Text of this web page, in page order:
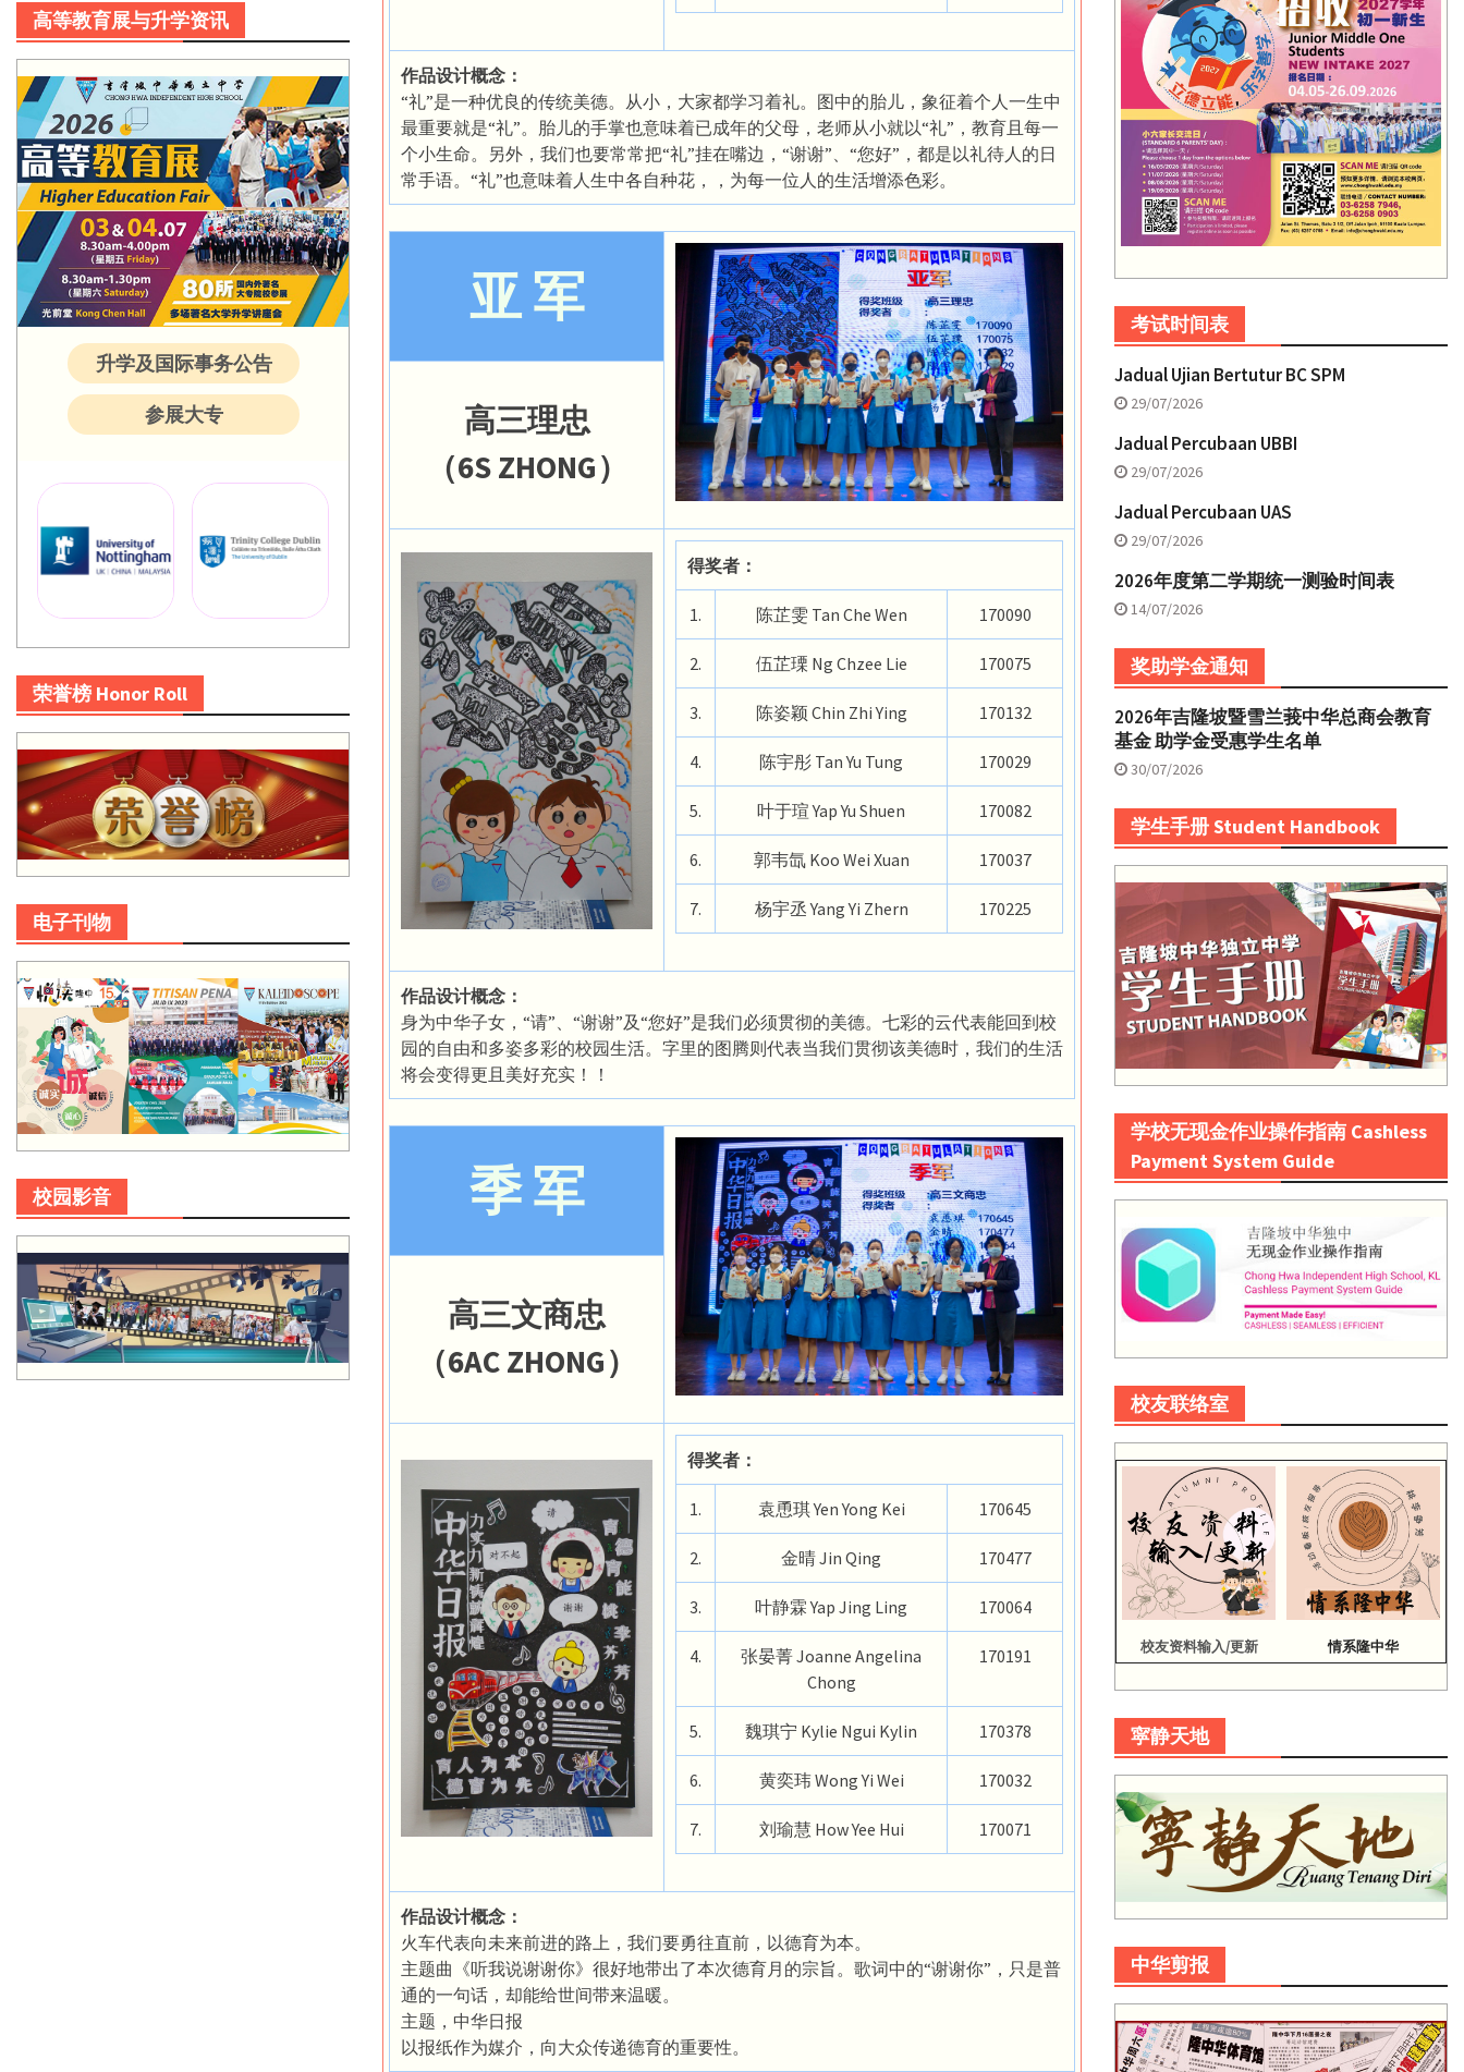
作品设计概念：
“礼”是一种优良的传统美德。从小，大家都学习着礼。图中的胎儿，象征着个人一生中
最重要就是“礼”。胎儿的手掌也意味着已成年的父母，老师从小就以“礼”，教育且每一
个小生命。另外，我们也要常常把“礼”挂在嘴边，“谢谢”、“您好”，都是以礼待人的日
常手语。“礼”也意味着人生中各自种花，，为每一位人的生活增添色彩。
亚 军
高三理忠
（6S ZHONG）
得奖者：
1. 陈芷雯 Tan Che Wen 170090
2. 伍芷瑮 Ng Chzee Lie 170075
3. 陈姿颖 Chin Zhi Ying 170132
4. 陈宇彤 Tan Yu Tung 170029
5. 叶于瑄 Yap Yu Shuen 170082
6. 郭韦氙 Koo Wei Xuan 170037
7. 杨宇丞 Yang Yi Zhern 170225
作品设计概念：
身为中华子女，“请”、“谢谢”及“您好”是我们必须贯彻的美德。七彩的云代表能回到校
园的自由和多姿多彩的校园生活。字里的图腾则代表当我们贯彻该美德时，我们的生活
将会变得更且美好充实！！
季 军
高三文商忠
（6AC ZHONG）
得奖者：
1. 袁恿琪 Yen Yong Kei 170645
2. 金晴 Jin Qing 170477
3. 叶静霖 Yap Jing Ling 170064
4.
张晏菁 Joanne Angelina
Chong
170191
5. 魏琪宁 Kylie Ngui Kylin 170378
6. 黄奕玮 Wong Yi Wei 170032
7. 刘瑜慧 How Yee Hui 170071
作品设计概念：
火车代表向未来前进的路上，我们要勇往直前，以德育为本。
主题曲《听我说谢谢你》很好地带出了本次德育月的宗旨。歌词中的“谢谢你”，只是普
通的一句话，却能给世间带来温暖。
主题，中华日报
以报纸作为媒介，向大众传递德育的重要性。
考试时间表
Jadual Ujian Bertutur BC SPM
29/07/2026
Jadual Percubaan UBBI
29/07/2026
Jadual Percubaan UAS
29/07/2026
2026年度第二学期统一测验时间表
14/07/2026
奖助学金通知
2026年吉隆坡暨雪兰莪中华总商会教育
基金 助学金受惠学生名单
30/07/2026
学生手册 Student Handbook
学校无现金作业操作指南 Cashless
Payment System Guide
校友联络室
校友资料输入/更新 情系隆中华
寜静天地
中华剪报
高等教育展与升学资讯
升学及国际事务公告
参展大专
荣誉榜 Honor Roll
电子刊物
校园影音